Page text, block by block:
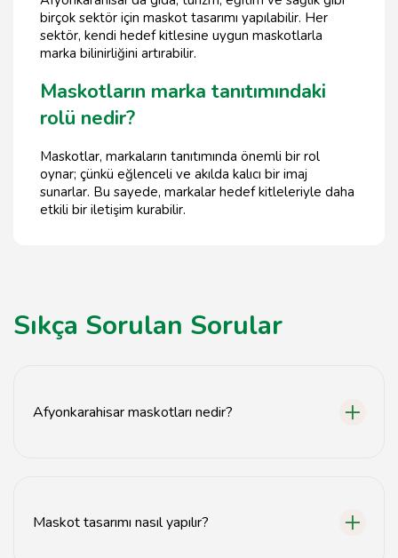
birçok sektör için maskot tasarımı yapılabilir. Her
sektör, kendi hedef kitlesine uygun maskotlarla
marka bilinirliğini artırabilir.
Maskotların marka tanıtımındaki
rolü nedir?
Maskotlar, markaların tanıtımında önemli bir rol
oynar; çünkü eğlenceli ve akılda kalıcı bir imaj
sunarlar. Bu sayede, markalar hedef kitleleriyle daha
etkili bir iletişim kurabilir.
Sıkça Sorulan Sorular
Afyonkarahisar maskotları nedir?
Maskot tasarımı nasıl yapılır?